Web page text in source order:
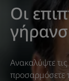
Οι
Ανακαλύψτε
προσαρμόσετε